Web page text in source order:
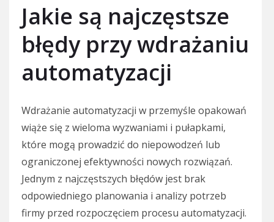
Jakie są najczęstsze
błędy przy wdrażaniu
automatyzacji
Wdrażanie automatyzacji w przemyśle opakowań
wiąże się z wieloma wyzwaniami i pułapkami,
które mogą prowadzić do niepowodzeń lub
ograniczonej efektywności nowych rozwiązań.
Jednym z najczęstszych błędów jest brak
odpowiedniego planowania i analizy potrzeb
firmy przed rozpoczęciem procesu automatyzacji.